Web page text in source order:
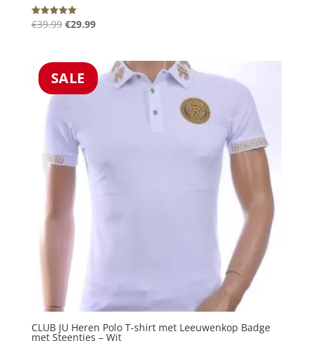
Gewaardeerd
5.00
€39.99 Oorspronkelijke
€39.99.
€29.99Huidige
€29.99.
SALE
CLUB JU Heren Polo T-shirt met Leeuwenkop Badge
met Steentjes – Wit